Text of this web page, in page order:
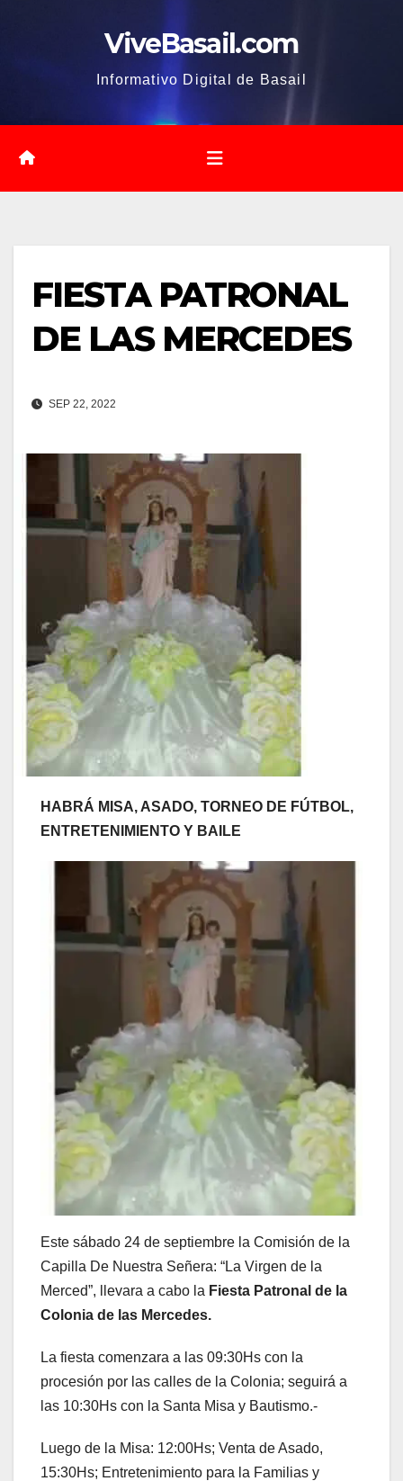
ViveBasail.com
Informativo Digital de Basail
FIESTA PATRONAL
DE LAS MERCEDES
SEP 22, 2022
HABRÁ MISA, ASADO, TORNEO DE FÚTBOL,
ENTRETENIMIENTO Y BAILE
Este sábado 24 de septiembre la Comisión de la
Capilla De Nuestra Señera: “La Virgen de la
Merced”, llevara a cabo la Fiesta Patronal de la
Colonia de las Mercedes.
La fiesta comenzara a las 09:30Hs con la
procesión por las calles de la Colonia; seguirá a
las 10:30Hs con la Santa Misa y Bautismo.-
Luego de la Misa: 12:00Hs; Venta de Asado,
15:30Hs; Entretenimiento para la Familias y